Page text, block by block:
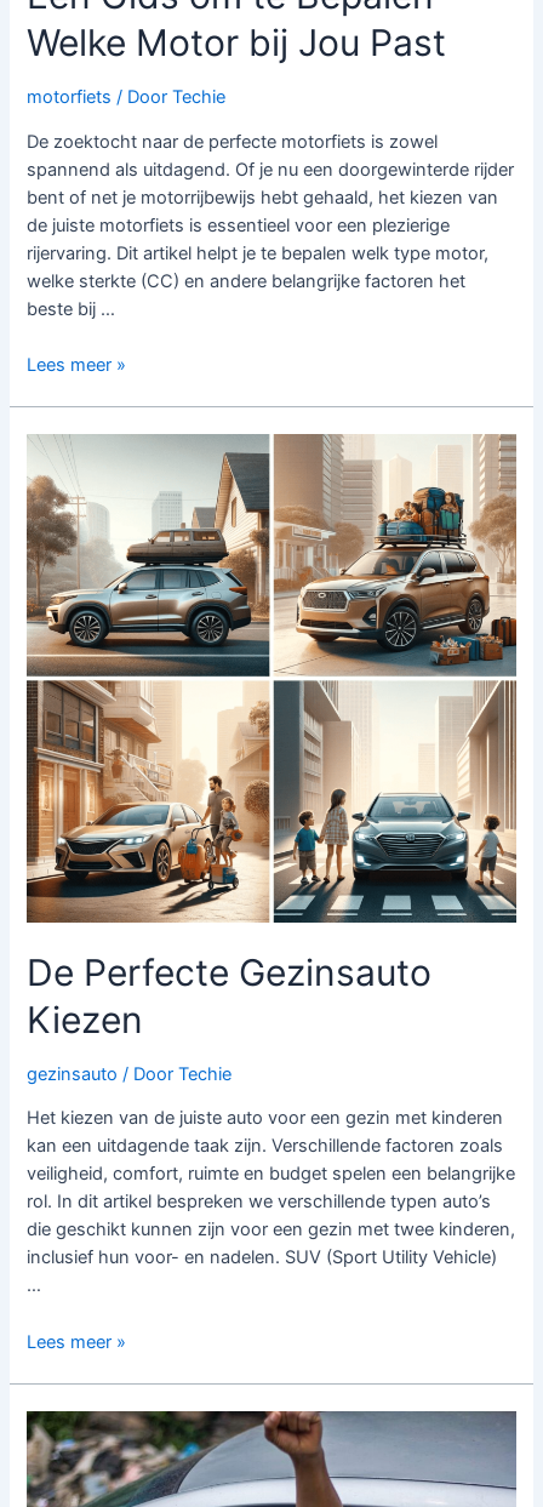
Welke Motor bij Jou Past
motorfiets / DoorTechie
De zoektocht naar de perfecte motorfiets is zowel
spannend als uitdagend. Of je nu een doorgewinterde rijder
bent of net je motorrijbewijs hebt gehaald, het kiezen van
de juiste motorfiets is essentieel voor een plezierige
rijervaring. Dit artikel helpt je te bepalen welk type motor,
welke sterkte (CC) en andere belangrijke factoren het
beste bij …
De
Kiezen:
Een
Gids
om
te
Bepalen
Welke
Motor
bij
Jou
Past
Lees meer »
De Perfecte Gezinsauto
Kiezen
gezinsauto / DoorTechie
Het kiezen van de juiste auto voor een gezin met kinderen
kan een uitdagende taak zijn. Verschillende factoren zoals
veiligheid, comfort, ruimte en budget spelen een belangrijke
rol. In dit artikel bespreken we verschillende typen auto’s
die geschikt kunnen zijn voor een gezin met twee kinderen,
inclusief hun voor- en nadelen. SUV (Sport Utility Vehicle)
…
De
Kiezen
Lees meer »